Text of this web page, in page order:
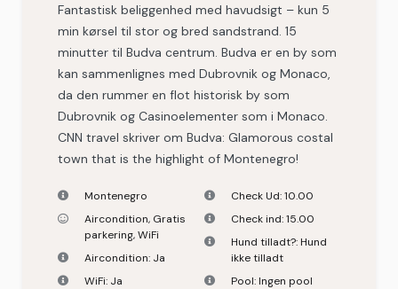
Fantastisk beliggenhed med havudsigt – kun 5
min kørsel til stor og bred sandstrand. 15
minutter til Budva centrum. Budva er en by som
kan sammenlignes med Dubrovnik og Monaco,
da den rummer en flot historisk by som
Dubrovnik og Casinoelementer som i Monaco.
CNN travel skriver om Budva: Glamorous costal
town that is the highlight of Montenegro!
Montenegro
Aircondition, Gratis
parkering,WiFi
Aircondition: Ja
WiFi: Ja
Check Ud:10.00
Check ind:15.00
Hund tilladt?:Hund
ikke tilladt
Pool:Ingen pool